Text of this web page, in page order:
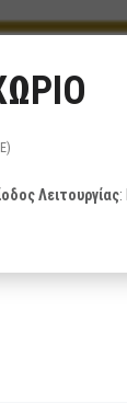
Λειτουργίας: